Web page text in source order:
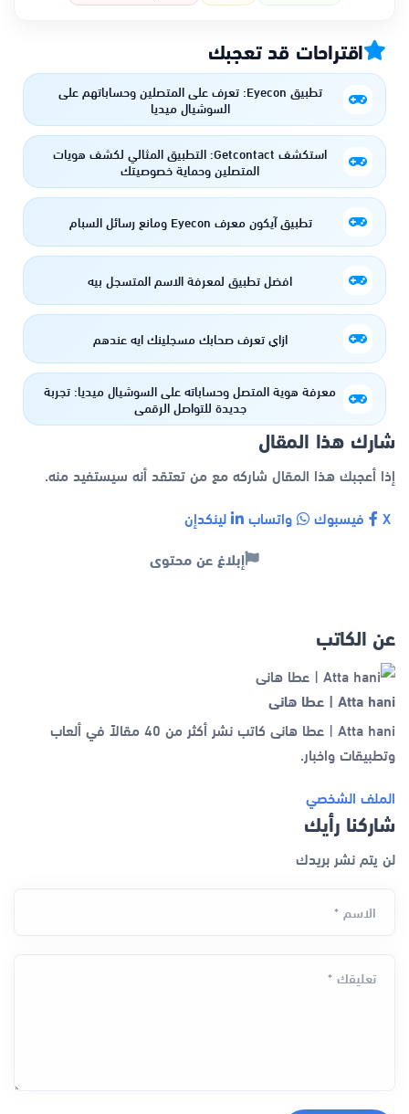
اقتراحات قد تعجبك
تطبيق Eyecon: تعرف على المتصلين وحساباتهم على
السوشيال ميديا
استكشف Getcontact: التطبيق المثالي لكشف هويات
المتصلين وحماية خصوصيتك
تطبيق آيكون معرف Eyecon ومانع رسائل السبام
افضل تطبيق لمعرفة الاسم المتسجل بيه
ازاي تعرف صحابك مسجلينك ايه عندهم
معرفة هوية المتصل وحساباته على السوشيال ميديا: تجربة
جديدة للتواصل الرقمي
شارك هذا المقال
إذا أعجبك هذا المقال شاركه مع من تعتقد أنه سيستفيد منه.
فيسبوك واتساب لينكدإن
إبلاغ عن محتوى
عن الكاتب
Atta hani | عطا هانى
Atta hani | عطا هانى كاتب نشر أكثر من 40 مقالاً في ألعاب
وتطبيقات واخبار.
الملف الشخصي
شاركنا رأيك
لن يتم نشر بريدك
الاسم *
تعليقك *